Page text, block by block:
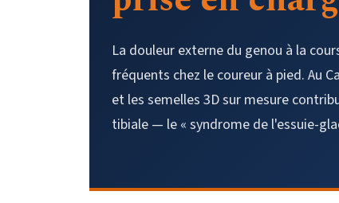
La douleur externe du genou à la
fréquents chez le coureur à pied. Au
et les semelles 3D sur mesure
tibiale — le « syndrome de l'essuie-